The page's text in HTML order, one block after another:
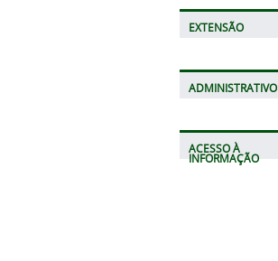
EXTENSÃO
ADMINISTRATIVO
ACESSO À
INFORMAÇÃO